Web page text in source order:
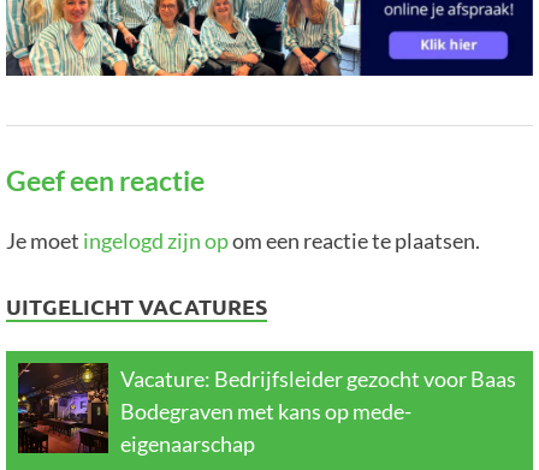
Geef een reactie
Je moet ingelogd zijn opom een reactie te plaatsen.
UITGELICHT VACATURES
Vacature: Bedrijfsleider gezocht voor Baas
Bodegraven met kans op mede-
eigenaarschap